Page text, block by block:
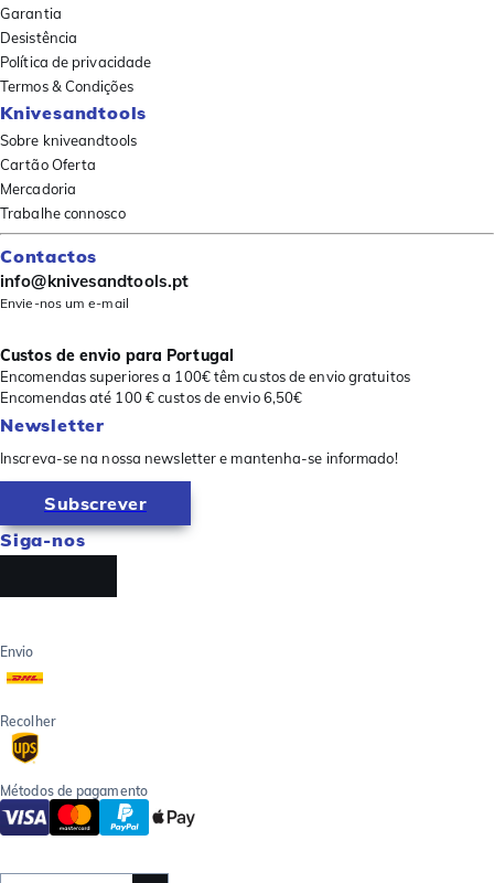
Garantia
Desistência
Política de privacidade
Termos & Condições
Knivesandtools
Sobre kniveandtools
Cartão Oferta
Mercadoria
Trabalhe connosco
Contactos
info@knivesandtools.pt
Envie-nos um e-mail
Custos de envio para Portugal
Encomendas superiores a 100€ têm custos de envio gratuitos
Encomendas até 100 € custos de envio 6,50€
Newsletter
Inscreva-se na nossa newsletter e mantenha-se informado!
Subscrever
Siga-nos
Envio
Recolher
Métodos de pagamento